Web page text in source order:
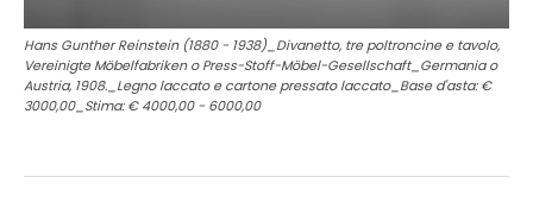
Hans Gunther Reinstein (1880 - 1938)_Divanetto, tre poltroncine e tavolo,
Vereinigte Möbelfabriken o Press-Stoff-Möbel-Gesellschaft_Germania o
Austria, 1908._Legno laccato e cartone pressato laccato_Base d'asta: €
3000,00_Stima: € 4000,00 - 6000,00